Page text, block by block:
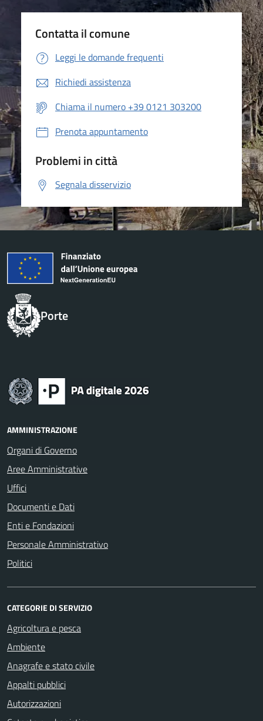
Contatta il comune
Leggi le domande frequenti
Richiedi assistenza
Chiama il numero +39 0121 303200
Prenota appuntamento
Problemi in città
Segnala disservizio
Porte
AMMINISTRAZIONE
Organi di Governo
Aree Amministrative
Uffici
Documenti e Dati
Enti e Fondazioni
Personale Amministrativo
Politici
CATEGORIE DI SERVIZIO
Agricoltura e pesca
Ambiente
Anagrafe e stato civile
Appalti pubblici
Autorizzazioni